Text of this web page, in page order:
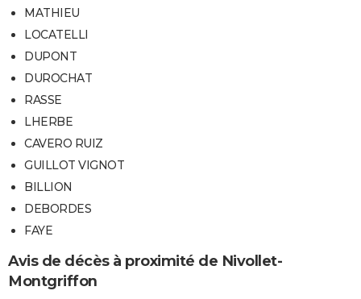
MATHIEU
LOCATELLI
DUPONT
DUROCHAT
RASSE
LHERBE
CAVERO RUIZ
GUILLOT VIGNOT
BILLION
DEBORDES
FAYE
Avis de décès à proximité de Nivollet-
Montgriffon